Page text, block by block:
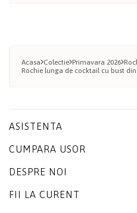
Acasa Colectie Primavara 2026
Rochie lunga de cocktail cu bust
ASISTENTA
CUMPARA USOR
DESPRE NOI
FII LA CURENT